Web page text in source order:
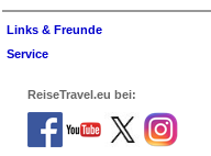
Links & Freunde
Service
ReiseTravel.eu bei: